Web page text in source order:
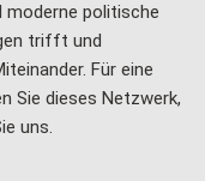
moderne politische
trifft und
Für eine
Sie dieses Netzwerk,
uns.